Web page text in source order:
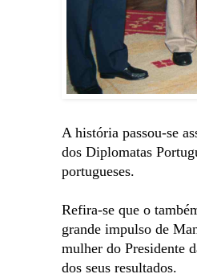
A história passou-se
dos Diplomatas
portugueses.
Refira-se que o
grande impulso de
mulher do Presidente
dos seus resultados.